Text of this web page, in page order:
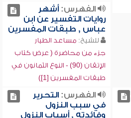
الفهرس:أشهر
روايات التفسير عن ابن
عباس , طبقات المفسرين
للشيخ: مساعد الطيار
جزء من محاضرة ( عرض كتاب
الإتقان (90) - النوع الثمانون في
طبقات المفسرين [1])
الفهرس:التحرير
في سبب النزول
وفائدته , أسباب النزول